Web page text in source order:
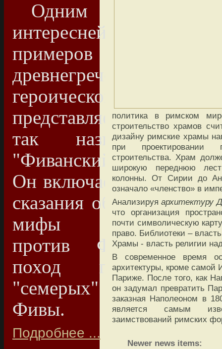
Одним из
интереснейших
примеров
древнегреческого
героического эпоса
представляет собой
так называемый
"Фиванский цикл".
Он включает в себе
сказания об Эдипе,
мифы "Семеро
против Фив" и
поход потомков
"семерых" на
Фивы.
Подробнее ...
политика в римском
строительство храмов
дизайну римские храмы
при проектировании
строительства. Храм
широкую переднюю
колонны. От Сирии до
означало «членство» в
Анализируяархитектуру
что организация
почти символическую
право. Библиотеки –
Храмы - власть религии
В современное время
архитектуры, кроме самой
Париже. После того, как
он задумал превратить
заказная Наполеоном в
является самым
заимствований римских
Newer news items: